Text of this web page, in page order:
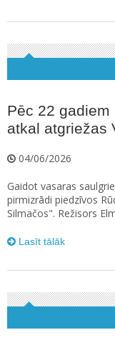
Pēc 22
atkal atgriežas
04/06/2026
Gaidot vasaras
pirmizrādi piedzīvos
Silmačos". Režisors
Lasīt tālāk